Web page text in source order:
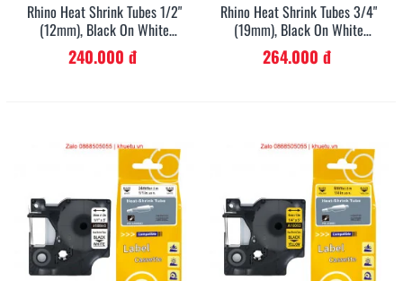
Rhino Heat Shrink Tubes 1/2"
(12mm), Black On White
(18055)
240.000 đ
Rhino Heat Shrink Tubes 3/4"
(19mm), Black On White
(18057)
264.000 đ